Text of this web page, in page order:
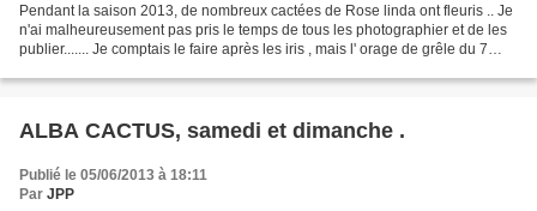
Pendant la saison 2013, de nombreux cactées de Rose linda ont fleuris .. Je
n'ai malheureusement pas pris le temps de tous les photographier et de les
publier....... Je comptais le faire après les iris , mais l' orage de grêle du 7
ALBA CACTUS, samedi et dimanche .
Publié le 05/06/2013 à 18:11
Par JPP